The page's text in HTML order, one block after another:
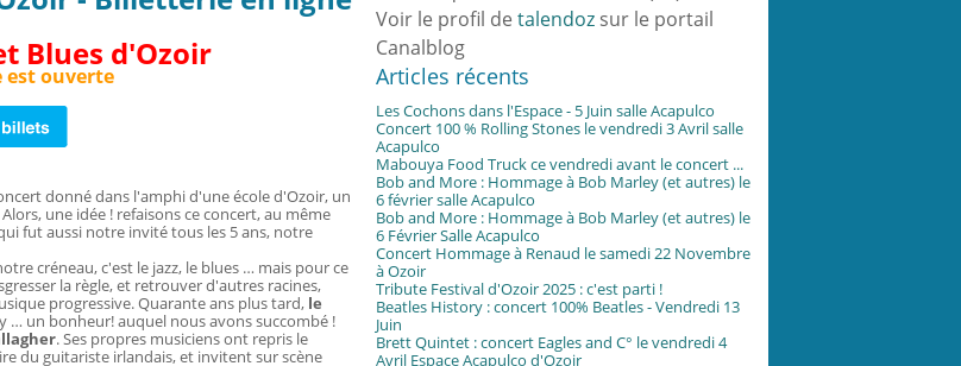
Blues d'Ozoir
ouverte
donné dans l'amphi d'une école d'Ozoir, un
une idée ! refaisons ce concert, au même
fut aussi notre invité tous les 5 ans, notre
créneau, c'est le jazz, le blues … mais pour ce
la règle, et retrouver d'autres racines,
progressive. Quarante ans plus tard, le
… un bonheur! auquel nous avons succombé !
. Ses propres musiciens ont repris le
du guitariste irlandais, et invitent sur scène
Voir le profil de talendoz sur le portail
Canalblog
Articles récents
Les Cochons dans l'Espace - 5 Juin salle Acapulco
Concert 100 % Rolling Stones le vendredi 3 Avril salle
Acapulco
Mabouya Food Truck ce vendredi avant le concert ...
Bob and More : Hommage à Bob Marley (et autres) le
6 février salle Acapulco
Bob and More : Hommage à Bob Marley (et autres) le
6 Février Salle Acapulco
Concert Hommage à Renaud le samedi 22 Novembre
à Ozoir
Tribute Festival d'Ozoir 2025 : c'est parti !
Beatles History : concert 100% Beatles - Vendredi 13
Juin
Brett Quintet : concert Eagles and C° le vendredi 4
Avril Espace Acapulco d'Ozoir